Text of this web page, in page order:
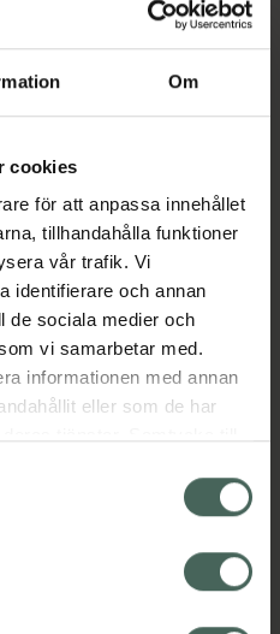
Om
cookies
för att anpassa innehållet
tillhandahålla funktioner
vår trafik. Vi
identifierare och annan
de sociala medier och
vi samarbetar med.
informationen med annan
eller som de har
samtycke påverkar inte
skett innan återkallelsen.
recept
Dölj
innan
Visa